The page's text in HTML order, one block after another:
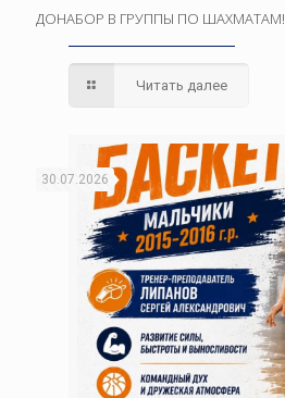
ДОНАБОР В ГРУППЫ ПО ШАХМАТАМ!
Читать далее
30.07.2026